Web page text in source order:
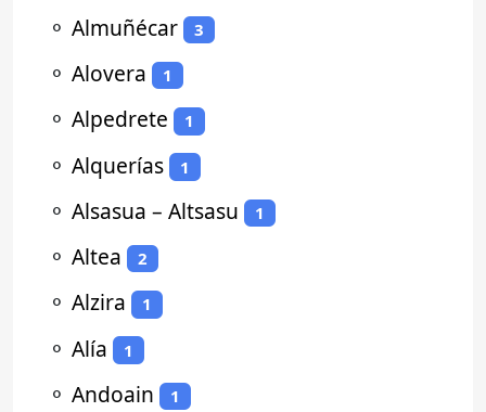
⚬ Almuñécar 3
⚬ Alovera 1
⚬ Alpedrete 1
⚬ Alquerías 1
⚬ Alsasua – Altsasu 1
⚬ Altea 2
⚬ Alzira 1
⚬ Alía 1
⚬ Andoain 1